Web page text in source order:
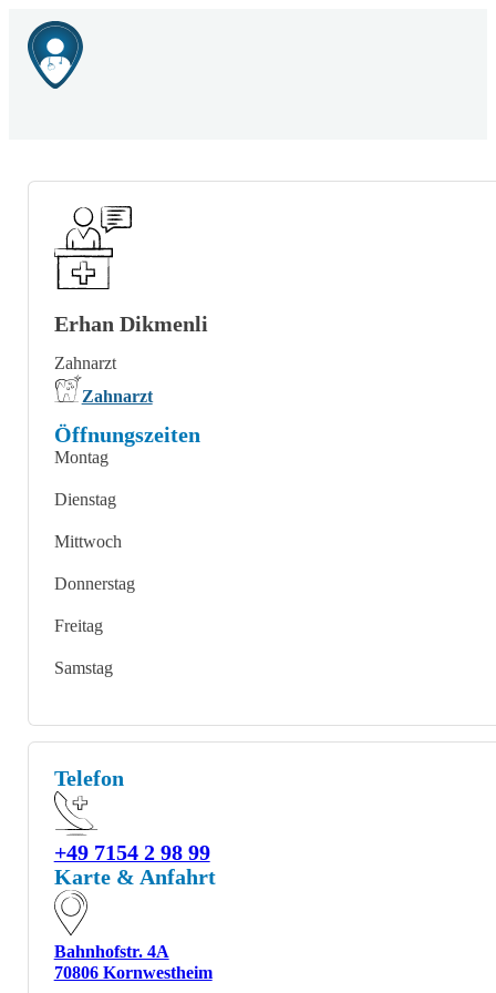
Telefon
+49 7154 2 98 99
Karte & Anfahrt
Bahnhofstr. 4A
70806 Kornwestheim
Erhan Dikmenli
Zahnarzt
Zahnarzt
Öffnungszeiten
Montag
Dienstag
Mittwoch
Donnerstag
Freitag
Samstag